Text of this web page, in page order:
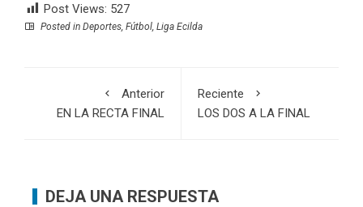
Post Views: 527
Posted in Deportes Fútbol Liga Ecilda
Anterior
EN LA RECTA FINAL
Reciente
LOS DOS A LA FINAL
DEJA UNA RESPUESTA